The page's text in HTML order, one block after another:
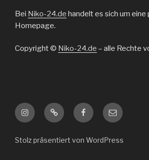
Bei Niko-24.de handelt es sich um eine
Homepage.
Copyright © Niko-24.de – alle Rechte
InstagramTikTok Facebook
E-
Mail
Stolz präsentiert von WordPress